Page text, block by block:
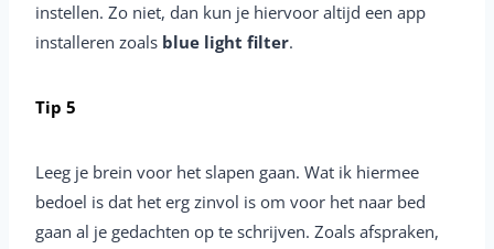
instellen. Zo niet, dan kun je hiervoor altijd een app
installeren zoals blue light filter.
Tip 5
Leeg je brein voor het slapen gaan. Wat ik hiermee
bedoel is dat het erg zinvol is om voor het naar bed
gaan al je gedachten op te schrijven. Zoals afspraken,